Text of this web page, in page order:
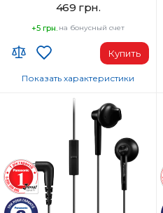
469 грн.
+5 грн. на бонусный счет
Купить
Тип наушников:
Диапазон частот наушников, Гц:
Микрофон:
Да
Вес, г:
50 г
Показать характеристики